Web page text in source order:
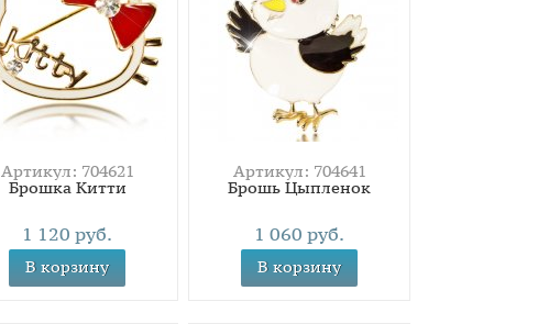
Артикул: 704621
Брошка Китти
1 120 руб.
В корзину
Артикул: 704641
Брошь Цыпленок
1 060 руб.
В корзину